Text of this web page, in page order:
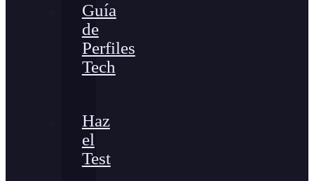
Guía
de
Perfiles
Tech
Haz
el
Test